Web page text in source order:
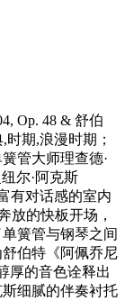
Op. 48 & 舒伯
时期,浪漫时期；
管大师理查德·
尔·阿克斯
有对话感的室内
放的快板开场，
簧管与钢琴之间
伯特《阿佩乔尼
厚的音色诠释出
细腻的伴奏衬托